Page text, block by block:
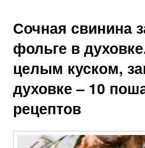
Сочная свинина
фольге в
целым куском,
духовке – 10
рецептов